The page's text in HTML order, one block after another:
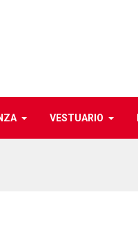
VESTUARIO